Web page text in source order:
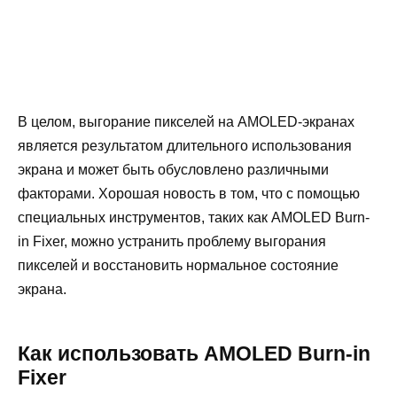
В целом, выгорание пикселей на AMOLED-экранах
является результатом длительного использования
экрана и может быть обусловлено различными
факторами. Хорошая новость в том, что с помощью
специальных инструментов, таких как AMOLED Burn-
in Fixer, можно устранить проблему выгорания
пикселей и восстановить нормальное состояние
экрана.
Как использовать AMOLED Burn-in
Fixer